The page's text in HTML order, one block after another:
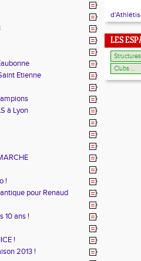
Etienne
à Lyon
!
pour Renaud
10 ans !
!
2013 !
LES